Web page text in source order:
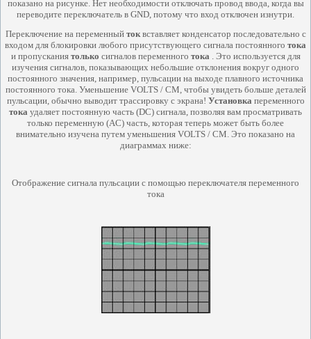
показано на рисунке. Нет необходимости отключать провод ввода, когда вы
переводите переключатель в GND, потому что вход отключен изнутри.
Переключение на переменный токвставляет конденсатор последовательно с
входом для блокировки любого присутствующего сигнала постоянного тока
и пропускания только сигналов переменного тока . Это используется для
изучения сигналов, показывающих небольшие отклонения вокруг одного
постоянного значения, например, пульсации на выходе плавного источника
постоянного тока. Уменьшение VOLTS / CM, чтобы увидеть больше деталей
пульсации, обычно выводит трассировку с экрана! Установка переменного
тока удаляет постоянную часть (DC) сигнала, позволяя вам просматривать
только переменную (AC) часть, которая теперь может быть более
внимательно изучена путем уменьшения VOLTS / CM. Это показано на
диаграммах ниже:
Отображение сигнала пульсации с помощью переключателя переменного
тока